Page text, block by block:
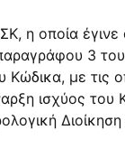
η οποία
3
Κώδικα, με τις
ισχύος